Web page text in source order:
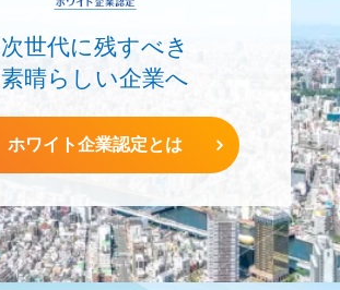
次世代に残すべき
素晴らしい企業へ
ホワイト企業認定とは